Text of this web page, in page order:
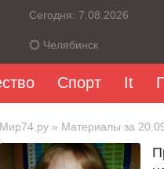
Сегодня: 7.08.2026
Челябинск
Спорт It
Мир74.ру » Материалы за